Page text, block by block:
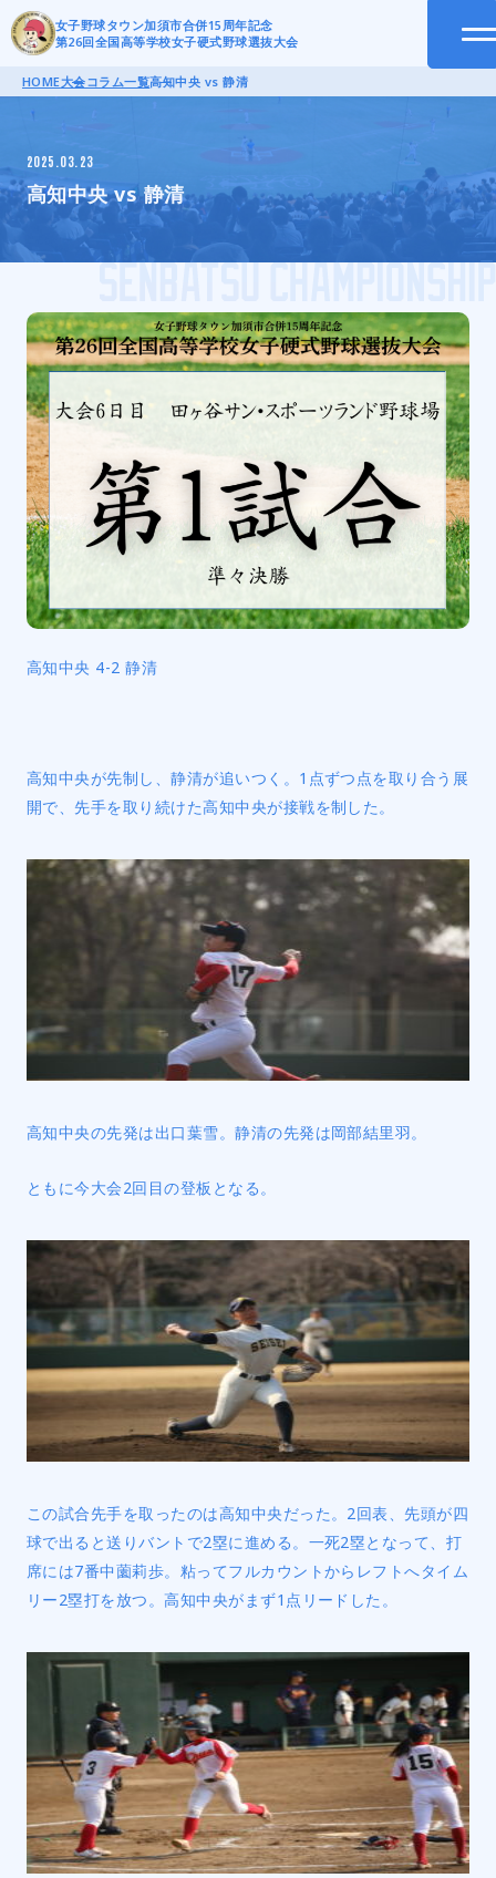
女子野球タウン加須市合併15周年記念
第26回全国高等学校女子硬式野球選抜大会
HOME大会コラム一覧高知中央 vs 静清
2025.03.23
高知中央 vs 静清
高知中央 4-2 静清
高知中央が先制し、静清が追いつく。1点ずつ点を取り合う展
開で、先手を取り続けた高知中央が接戦を制した。
高知中央の先発は出口葉雪。静清の先発は岡部結里羽。
ともに今大会2回目の登板となる。
この試合先手を取ったのは高知中央だった。2回表、先頭が四
球で出ると送りバントで2塁に進める。一死2塁となって、打
席には7番中薗莉歩。粘ってフルカウントからレフトへタイム
リー2塁打を放つ。高知中央がまず1点リードした。